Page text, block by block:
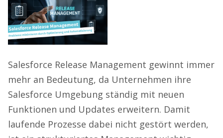
Salesforce Release Management gewinnt immer
mehr an Bedeutung, da Unternehmen ihre
Salesforce Umgebung ständig mit neuen
Funktionen und Updates erweitern. Damit
laufende Prozesse dabei nicht gestört werden,